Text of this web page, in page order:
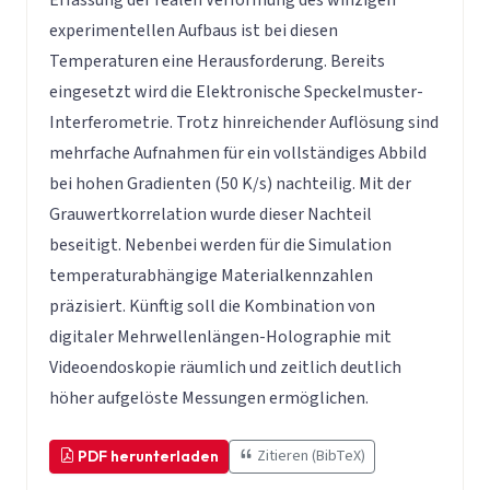
experimentellen Aufbaus ist bei diesen
Temperaturen eine Herausforderung. Bereits
eingesetzt wird die Elektronische Speckelmuster-
Interferometrie. Trotz hinreichender Auflösung sind
mehrfache Aufnahmen für ein vollständiges Abbild
bei hohen Gradienten (50 K/s) nachteilig. Mit der
Grauwertkorrelation wurde dieser Nachteil
beseitigt. Nebenbei werden für die Simulation
temperaturabhängige Materialkennzahlen
präzisiert. Künftig soll die Kombination von
digitaler Mehrwellenlängen-Holographie mit
Videoendoskopie räumlich und zeitlich deutlich
höher aufgelöste Messungen ermöglichen.
PDF herunterladen Zitieren (BibTeX)